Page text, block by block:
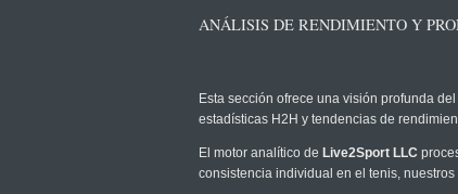
ANÁLISIS DE RENDIMIENTO Y
Esta sección ofrece una visión profunda
estadísticas H2H y tendencias de
El motor analítico de Live2Sport LLC
consistencia individual en el tenis,